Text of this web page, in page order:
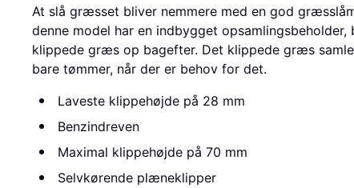
At slå græsset bliver nemmere med en god
denne model har en indbygget
klippede græs op bagefter. Det klippede græs
bare tømmer, når der er behov for det.
Laveste klippehøjde på 28 mm
Benzindreven
Maximal klippehøjde på 70 mm
Selvkørende plæneklipper